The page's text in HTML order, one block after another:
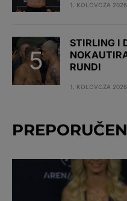
1. KOLOVOZA
STIRLING I
RUNDI
1. KOLOVOZA